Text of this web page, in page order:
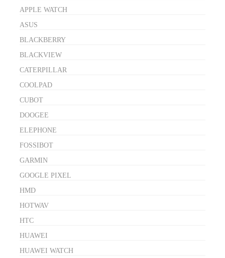
APPLE WATCH
ASUS
BLACKBERRY
BLACKVIEW
CATERPILLAR
COOLPAD
CUBOT
DOOGEE
ELEPHONE
FOSSIBOT
GARMIN
GOOGLE PIXEL
HMD
HOTWAV
HTC
HUAWEI
HUAWEI WATCH